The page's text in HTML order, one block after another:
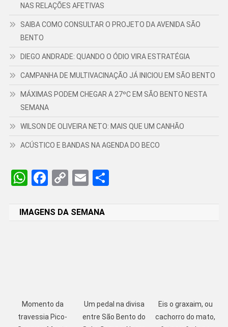
NAS RELAÇÕES AFETIVAS
SAIBA COMO CONSULTAR O PROJETO DA AVENIDA SÃO
BENTO
DIEGO ANDRADE: QUANDO O ÓDIO VIRA ESTRATÉGIA
CAMPANHA DE MULTIVACINAÇÃO JÁ INICIOU EM SÃO BENTO
MÁXIMAS PODEM CHEGAR A 27ºC EM SÃO BENTO NESTA
SEMANA
WILSON DE OLIVEIRA NETO: MAIS QUE UM CANHÃO
ACÚSTICO E BANDAS NA AGENDA DO BECO
WhatsApp
Facebook
CopyEmailShare
IMAGENS DA SEMANA
Momento da
travessia Pico-
Um pedal na divisa
entre São Bento do
Eis o graxaim, ou
cachorro do mato,